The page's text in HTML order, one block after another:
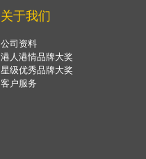
关于我们
公司资料
港人港情品牌大奖
星级优秀品牌大奖
客户服务